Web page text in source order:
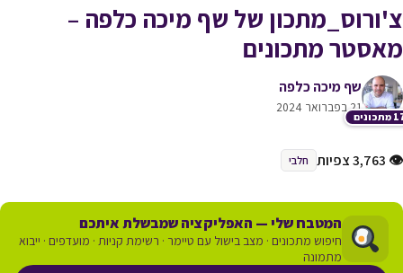
צ'ורוס_מתכון של שף מיכה כלפה –
מאסטר מתכונים
שף מיכה כלפה
21 בפברואר 2024
👁 3,763 צפיות חלבי
המטבח שלי — האפליקציה שמבשלת איתכם
חיפוש מתכונים · מצב בישול עם טיימר · רשימת קניות · מועדפים · ייבוא
מתמונה